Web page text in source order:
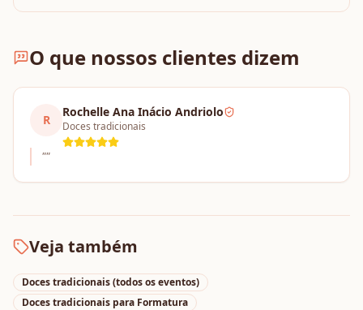
O que nossos clientes dizem
R
Rochelle Ana Inácio Andriolo
Doces tradicionais
""
Veja também
Doces tradicionais(todos os eventos)
Doces tradicionais para Formatura